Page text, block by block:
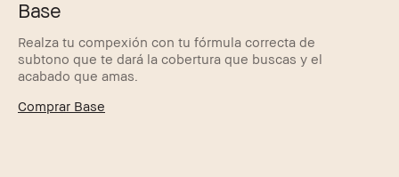
Base
Realza tu compexión con tu fórmula correcta de
subtono que te dará la cobertura que buscas y el
acabado que amas.
Comprar Base